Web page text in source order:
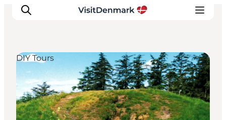
Inspirations
Destinations
Quoi faire
DIY Tours